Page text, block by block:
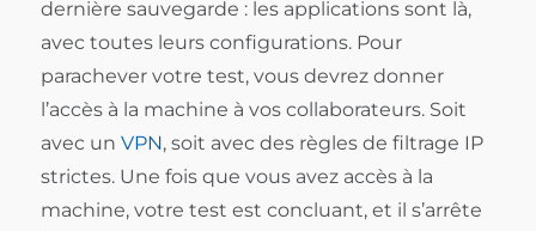
dernière sauvegarde : les applications sont là,
avec toutes leurs configurations. Pour
parachever votre test, vous devrez donner
l’accès à la machine à vos collaborateurs. Soit
avec un VPN, soit avec des règles de filtrage IP
strictes. Une fois que vous avez accès à la
machine, votre test est concluant, et il s’arrête